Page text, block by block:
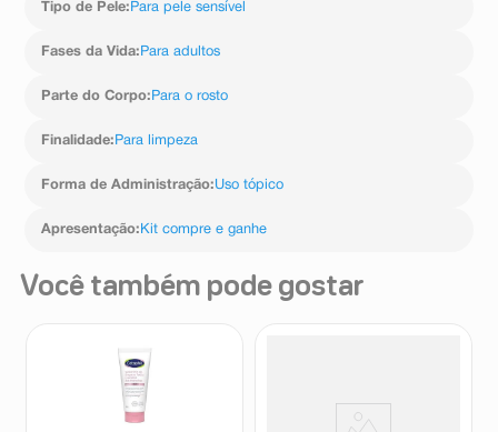
Tipo de Pele: Para pele sensível
Fases da Vida: Para adultos
Parte do Corpo: Para o rosto
Finalidade: Para limpeza
Forma de Administração:Uso tópico
Apresentação: Kit compre e ganhe
Você também pode gostar